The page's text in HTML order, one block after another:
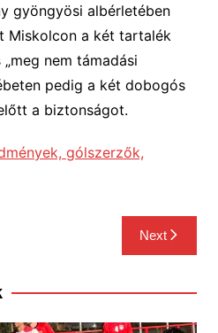
gyöngyösi albérletében
Miskolcon a két tartalék
nem támadási
pedig a két dobogós
a biztonságot.
gólszerzők,
Next